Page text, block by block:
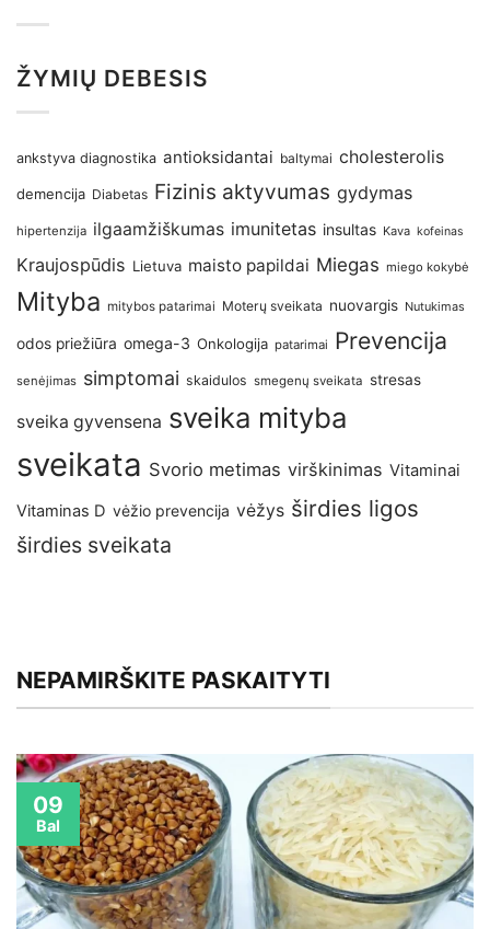
ŽYMIŲ DEBESIS
ankstyva diagnostika antioksidantai baltymai cholesterolis
demencija Diabetas Fizinis aktyvumas gydymas
hipertenzija ilgaamžiškumas imunitetas insultas Kava kofeinas
Kraujospūdis Lietuva maisto papildai Miegas miego kokybė
Mityba mitybos patarimai Moterų sveikata nuovargis Nutukimas
odos priežiūra omega-3 Onkologija patarimai Prevencija
senėjimas simptomai skaidulos smegenų sveikata stresas
sveika gyvensena sveika mityba
sveikata Svorio metimas virškinimas Vitaminai
Vitaminas D vėžio prevencija vėžys širdies ligos
širdies sveikata
NEPAMIRŠKITE PASKAITYTI
09
Bal